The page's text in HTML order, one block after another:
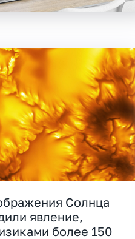
Солнца
явление,
более 150